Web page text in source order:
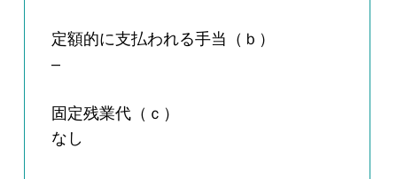
定額的に支払われる手当（ｂ）
–
固定残業代（ｃ）
なし